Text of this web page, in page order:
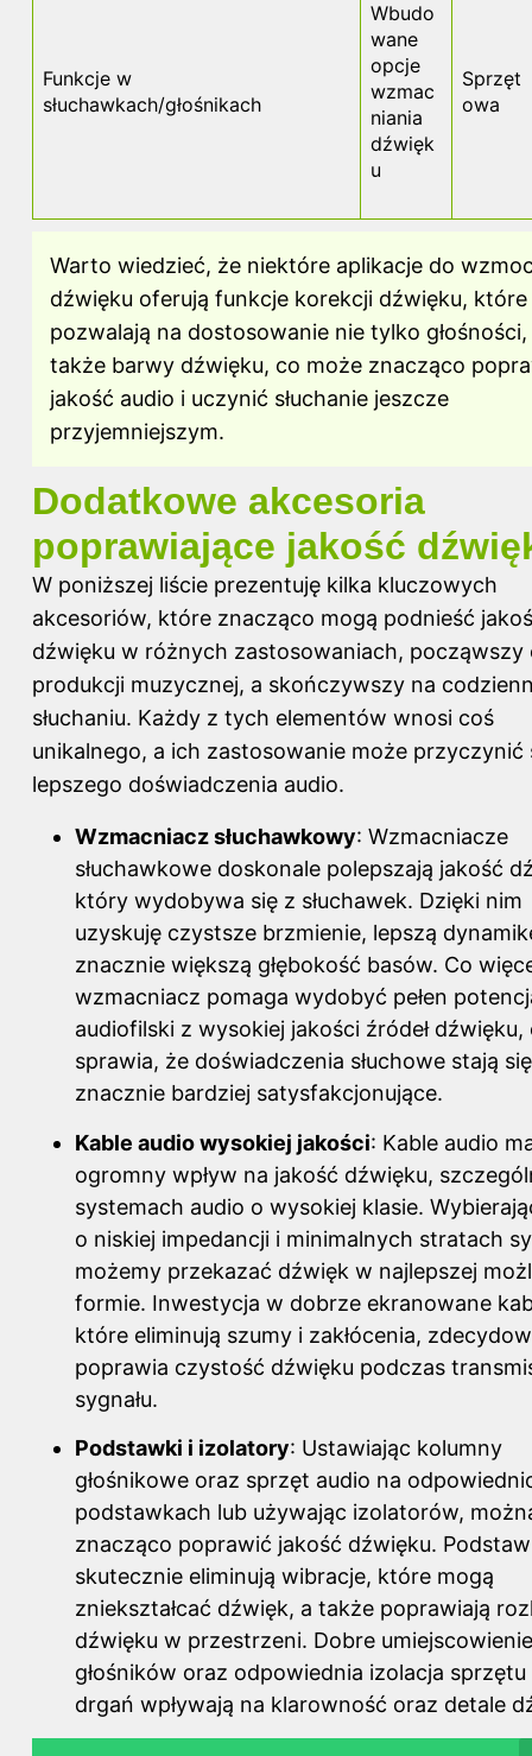
Funkcje w
słuchawkach/głośnikach
Wbudo
wane
opcje
wzmac
niania
dźwięk
u
Sprzęt
owa
Warto wiedzieć, że niektóre aplikacje do
dźwięku oferują funkcje korekcji dźwięku, które
pozwalają na dostosowanie nie tylko głośności,
także barwy dźwięku, co może znacząco
jakość audio i uczynić słuchanie jeszcze
przyjemniejszym.
Dodatkowe akcesoria
poprawiające jakość
W poniższej liście prezentuję kilka kluczowych
akcesoriów, które znacząco mogą podnieść
dźwięku w różnych zastosowaniach, począwszy
produkcji muzycznej, a skończywszy na
słuchaniu. Każdy z tych elementów wnosi coś
unikalnego, a ich zastosowanie może przyczynić
lepszego doświadczenia audio.
Wzmacniacz słuchawkowy: Wzmacniacze
słuchawkowe doskonale polepszają jakość
który wydobywa się z słuchawek. Dzięki nim
uzyskuję czystsze brzmienie, lepszą
znacznie większą głębokość basów. Co
wzmacniacz pomaga wydobyć pełen
audiofilski z wysokiej jakości źródeł dźwięku,
sprawia, że doświadczenia słuchowe stają się
znacznie bardziej satysfakcjonujące.
Kable audio wysokiej jakości: Kable audio
ogromny wpływ na jakość dźwięku,
systemach audio o wysokiej klasie.
o niskiej impedancji i minimalnych stratach
możemy przekazać dźwięk w najlepszej
formie. Inwestycja w dobrze ekranowane
które eliminują szumy i zakłócenia,
poprawia czystość dźwięku podczas
sygnału.
Podstawki i izolatory: Ustawiając kolumny
głośnikowe oraz sprzęt audio na
podstawkach lub używając izolatorów,
znacząco poprawić jakość dźwięku.
skutecznie eliminują wibracje, które mogą
zniekształcać dźwięk, a także poprawiają
dźwięku w przestrzeni. Dobre umiejscowienie
głośników oraz odpowiednia izolacja sprzętu
drgań wpływają na klarowność oraz detale